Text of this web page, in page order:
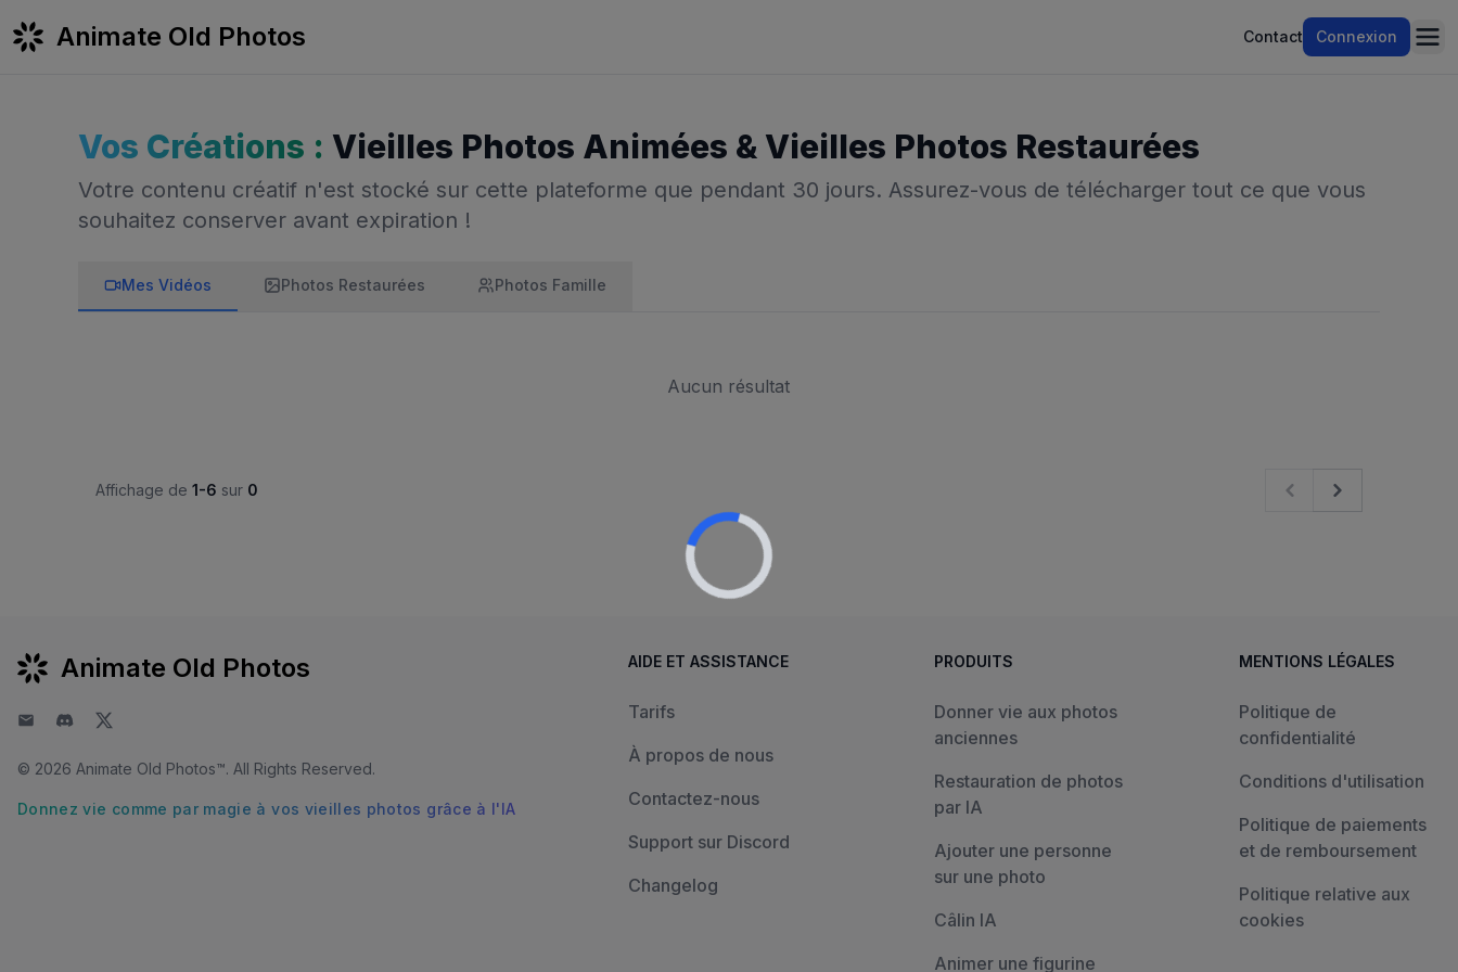
Animate Old Photos Contact Connexion
Vos Créations : Vieilles Photos Animées & Vieilles Photos Restaurées
Votre contenu créatif n'est stocké sur cette plateforme que pendant 30 jours. Assurez-vous de télécharger tout ce que vous
souhaitez conserver avant expiration !
Mes Vidéos Photos Restaurées Photos Famille
Aucun résultat
Affichage de 1-6 sur 0 PreviousNext
Animate Old Photos
© 2026 Animate Old Photos™. All Rights Reserved.
Donnez vie comme par magie à vos vieilles photos grâce à l'IA
AIDE ET ASSISTANCE
Tarifs
À propos de nous
Contactez-nous
Support sur Discord
Changelog
PRODUITS
Donner vie aux photos
anciennes
Restauration de photos
par IA
Ajouter une personne
sur une photo
Câlin IA
Animer une figurine
MENTIONS LÉGALES
Politique de
confidentialité
Conditions d'utilisation
Politique de paiements
et de remboursement
Politique relative aux
cookies